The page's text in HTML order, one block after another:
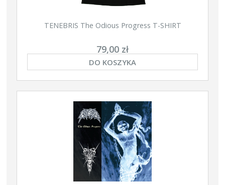
TENEBRIS The Odious Progress T-SHIRT
79,00 zł
DO KOSZYKA